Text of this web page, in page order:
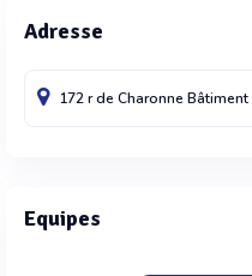
Adresse
172 r de Charonne Bâtiment
Equipes